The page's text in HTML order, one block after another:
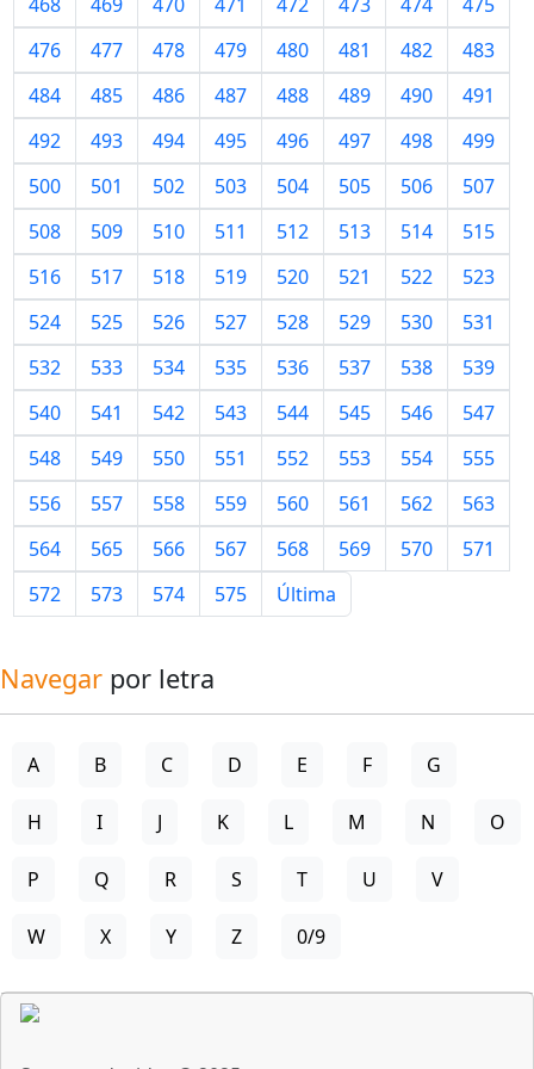
476
477 478 479 480 481 482
483
484
485 486 487 488 489 490
491
492
493 494 495 496 497 498
499
500
501 502 503 504 505 506
507
508
509 510 511 512 513 514
515
516
517 518 519 520 521 522
523
524
525 526 527 528 529 530
531
532
533 534 535 536 537 538
539
540
541 542 543 544 545 546
547
548
549 550 551 552 553 554
555
556
557 558 559 560 561 562
563
564
565 566 567 568 569 570
571
572
573 574 575 Última
Navegar por letra
A B C D E F G
H I J K L M N O
P Q R S T U V
W X Y Z 0/9